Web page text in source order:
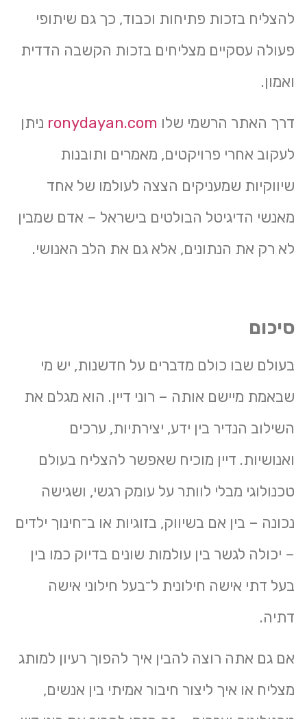
להצליח בזכות פתיחות וכבוד, כך גם שיתופי
פעולה עסקיים מצליחים בזכות הקשבה הדדית
ואמון.
דרך האתר הרשמי שלו ronydayan.comניתן
לעקוב אחרי פרויקטים, מאמרים ותובנות
שיווקיות שמעניקים הצצה לעולמו של אחד
מאנשי הדיגיטל הבולטים בישראל – אדם שמבין
לא רק את הנתונים, אלא גם את הלב האנושי.
סיכום
בעולם שבו כולם מדברים על חדשנות, יש מי
שבאמת מיישם אותה – רוני דיין. הוא מגלם את
השילוב הנדיר בין ידע, יצירתיות, ערכים
ואנושיות. דיין מוכיח שאפשר להצליח בעולם
טכנולוגי מבלי לוותר על עומק רגשי, ושגישה
נכונה – בין אם בשיווק, בזוגיות או ב־חינוך ילדים
– יכולה לגשר בין עולמות שונים בדיוק כמו בין
בעל דתי אישה חילונית ל־בעל חילוני אישה
דתיה.
אם גם אתה רוצה להבין איך להפוך רעיון למותג
מצליח או איך ליצור חיבור אמיתי בין אנשים,